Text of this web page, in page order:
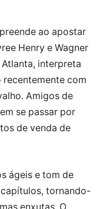
ao apostar
Henry e Wagner
interpreta
recentemente com
Amigos de
se passar por
de venda de
ágeis e tom de
tornando-